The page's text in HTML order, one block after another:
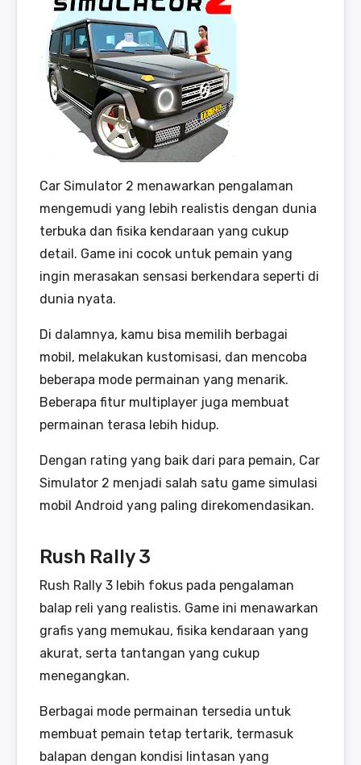
Car Simulator 2 menawarkan pengalaman
mengemudi yang lebih realistis dengan dunia
terbuka dan fisika kendaraan yang cukup
detail. Game ini cocok untuk pemain yang
ingin merasakan sensasi berkendara seperti di
dunia nyata.
Di dalamnya, kamu bisa memilih berbagai
mobil, melakukan kustomisasi, dan mencoba
beberapa mode permainan yang menarik.
Beberapa fitur multiplayer juga membuat
permainan terasa lebih hidup.
Dengan rating yang baik dari para pemain, Car
Simulator 2 menjadi salah satu game simulasi
mobil Android yang paling direkomendasikan.
Rush Rally 3
Rush Rally 3 lebih fokus pada pengalaman
balap reli yang realistis. Game ini menawarkan
grafis yang memukau, fisika kendaraan yang
akurat, serta tantangan yang cukup
menegangkan.
Berbagai mode permainan tersedia untuk
membuat pemain tetap tertarik, termasuk
balapan dengan kondisi lintasan yang